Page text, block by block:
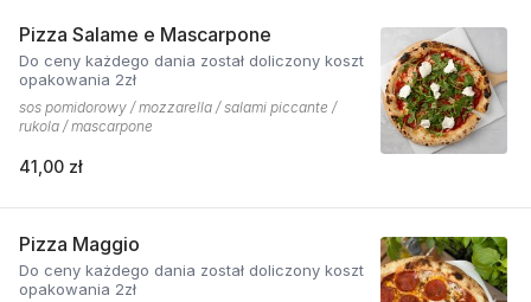
Pizza Salame e Mascarpone
Do ceny każdego dania został doliczony koszt
opakowania 2zł
sos pomidorowy / mozzarella / salami piccante /
rukola / mascarpone
41,00 zł
Pizza Maggio
Do ceny każdego dania został doliczony koszt
opakowania 2zł